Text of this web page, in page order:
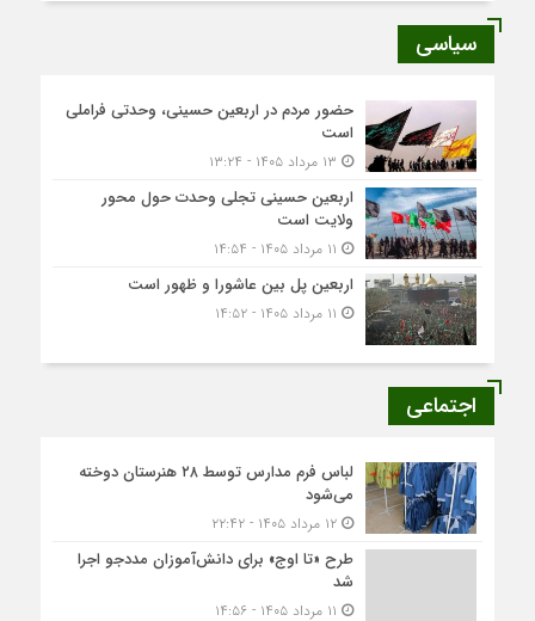
سیاسی
حضور مردم در اربعین حسینی، وحدتی فراملی
است
اربعین حسینی تجلی وحدت حول محور
ولایت است
اربعین پل بین عاشورا و ظهور است
اجتماعی
لباس فرم مدارس توسط ۲۸ هنرستان‌ دوخته
می‌شود
۱۲ مرداد ۱۴۰۵ - ۲۲:۴۲
طرح «تا اوج» برای دانش‌آموزان مددجو اجرا
شد